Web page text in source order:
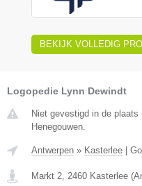
BEKIJK VOLLEDIG
Logopedie Lynn Dewindt
Niet gevestigd in de
Henegouwen.
Antwerpen » Kasterlee
Markt 2, 2460 Kasterlee (